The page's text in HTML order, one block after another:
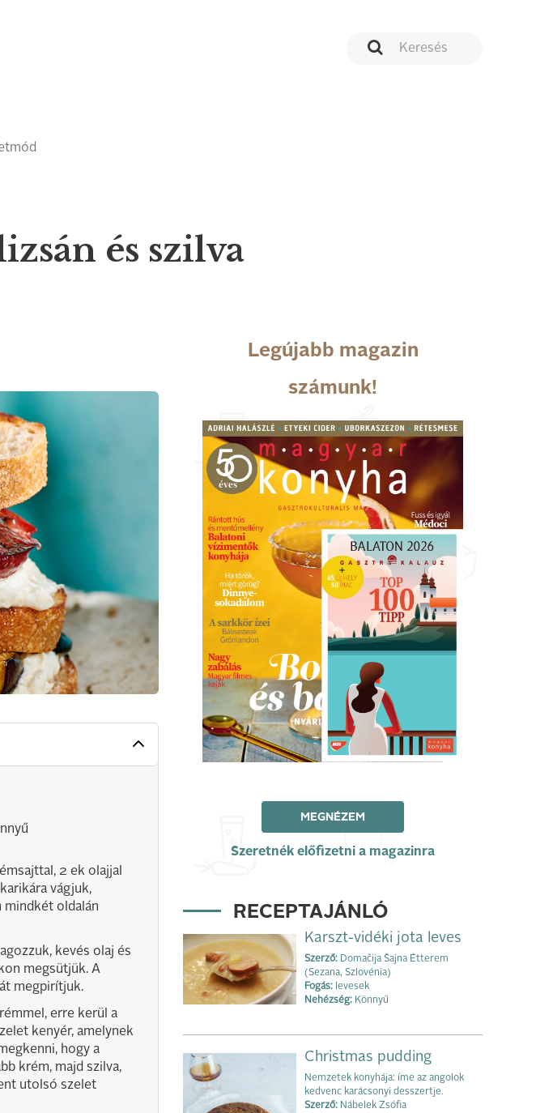
és szilva
2 ek olajjal
vágjuk,
mindkét oldalán
kevés olaj és
megsütjük. A
megpirítjuk.
erre kerül a
kenyér, amelynek
hogy a
krém, majd szilva,
utolsó szelet
Legújabb magazin
számunk!
MEGNÉZEM
Szeretnék előfizetni a magazinra
RECEPTAJÁNLÓ
Karszt-vidéki jota leves
Szerző: Domačija Šajna Étterem
(Sezana, Szlovénia)
Fogás: levesek
Nehézség: Könnyű
Christmas pudding
Nemzetek konyhája: íme az angolok
kedvenc karácsonyi desszertje.
Szerző: Nábelek Zsófia